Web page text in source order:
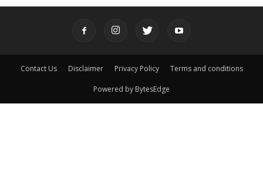
Contact Us Disclaimer Privacy Policy Terms and conditions
Powered by BytesEdge